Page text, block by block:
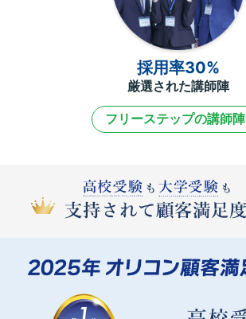
採用率30%
厳選された講師陣
フリーステップの講師陣